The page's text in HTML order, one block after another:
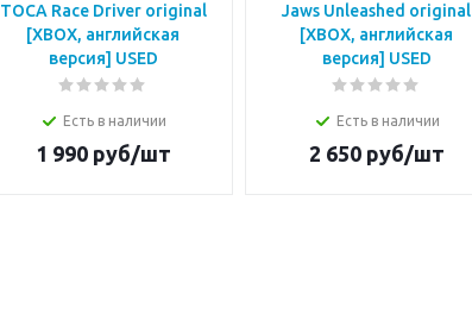
TOCA Race Driver original
[XBOX, английская
версия] USED
Есть в наличии
1 990руб/шт
Jaws Unleashed original
[XBOX, английская
версия] USED
Есть в наличии
2 650руб/шт